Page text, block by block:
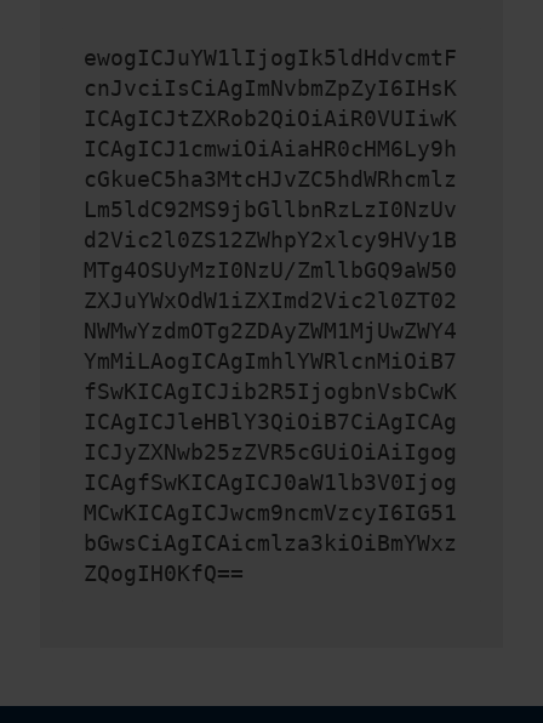
ewogICJuYW1lIjogIk5ldHdvcmtF
cnJvciIsCiAgImNvbmZpZyI6IHsK
ICAgICJtZXRob2QiOiAiR0VUIiwK
ICAgICJ1cmwiOiAiaHR0cHM6Ly9h
cGkueC5ha3MtcHJvZC5hdWRhcmlz
Lm5ldC92MS9jbGllbnRzLzI0NzUv
d2Vic2l0ZS12ZWhpY2xlcy9HVy1B
MTg4OSUyMzI0NzU/ZmllbGQ9aW50
ZXJuYWxOdW1iZXImd2Vic2l0ZT02
NWMwYzdmOTg2ZDAyZWM1MjUwZWY4
YmMiLAogICAgImhlYWRlcnMiOiB7
fSwKICAgICJib2R5IjogbnVsbCwK
ICAgICJleHBlY3QiOiB7CiAgICAg
ICJyZXNwb25zZVR5cGUiOiAiIgog
ICAgfSwKICAgICJ0aW1lb3V0Ijog
MCwKICAgICJwcm9ncmVzcyI6IG51
bGwsCiAgICAicmlza3kiOiBmYWxz
ZQogIH0KfQ==